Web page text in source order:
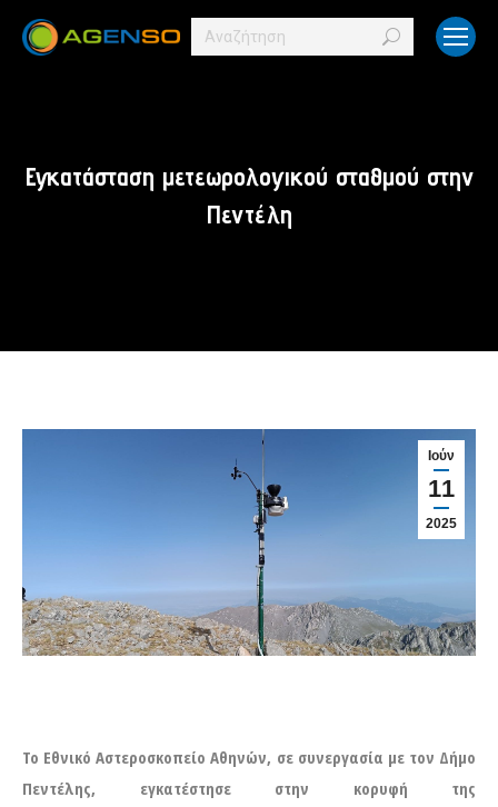
Search:
Εγκατάσταση μετεωρολογικού σταθμού στην
Πεντέλη
Ιούν
11
2025
Το Εθνικό Αστεροσκοπείο Αθηνών, σε συνεργασία με τον Δήμο
Πεντέλης, εγκατέστησε στην κορυφή της